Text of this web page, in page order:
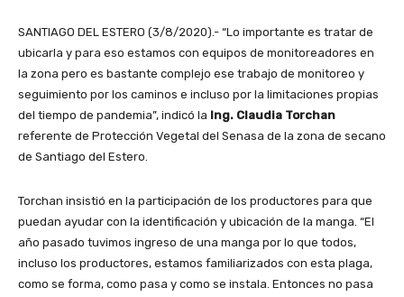
SANTIAGO DEL ESTERO (3/8/2020).- “Lo importante es tratar de
ubicarla y para eso estamos con equipos de monitoreadores en
la zona pero es bastante complejo ese trabajo de monitoreo y
seguimiento por los caminos e incluso por la limitaciones propias
del tiempo de pandemia”, indicó la Ing. Claudia Torchan
referente de Protección Vegetal del Senasa de la zona de secano
de Santiago del Estero.
Torchan insistió en la participación de los productores para que
puedan ayudar con la identificación y ubicación de la manga. “El
año pasado tuvimos ingreso de una manga por lo que todos,
incluso los productores, estamos familiarizados con esta plaga,
como se forma, como pasa y como se instala. Entonces no pasa